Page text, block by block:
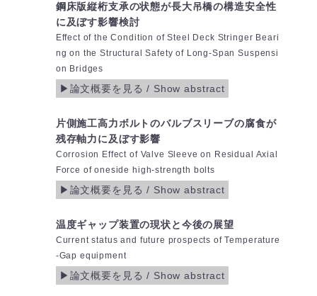
鋼床版縦桁支承の状態が長大吊橋の構造安全性
に及ぼす影響検討
Effect of the Condition of Steel Deck Stringer Beari
ng on the Structural Safety of Long-Span Suspensi
on Bridges
片側施工高力ボルトのバルブスリーブの腐食が
残存軸力に及ぼす影響
Corrosion Effect of Valve Sleeve on Residual Axial
Force of oneside high-strength bolts
温度ギャップ装置の現状と今後の展望
Current status and future prospects of Temperature
-Gap equipment